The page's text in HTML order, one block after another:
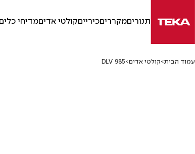
to
תנוריםמקרריםכירייםקולטי אדיםמדיחי כלים
עמוד הבית>קולטי אדים>
DLV 985